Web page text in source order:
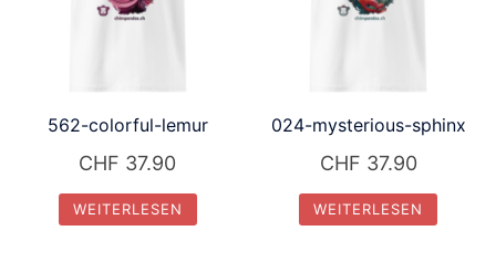
562-colorful-lemur
CHF 37.90
WEITERLESEN
024-mysterious-sphinx
CHF 37.90
WEITERLESEN